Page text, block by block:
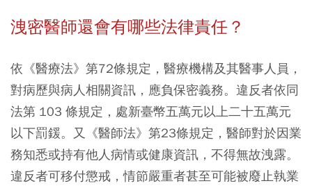
洩密醫師還會有哪些法律責任？
依《醫療法》第72條規定，醫療機構及其醫事人員，
對病歷與病人相關資訊，應負保密義務。違反者依同
法第 103 條規定，處新臺幣五萬元以上二十五萬元
以下罰鍰。又《醫師法》第23條規定，醫師對於因業
務知悉或持有他人病情或健康資訊，不得無故洩露。
違反者可移付懲戒，情節嚴重者甚至可能被廢止執業